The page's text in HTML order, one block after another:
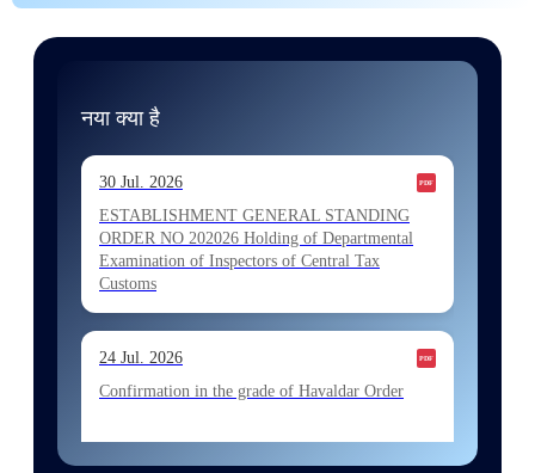
नया क्या है
30 Jul. 2026
ESTABLISHMENT GENERAL STANDING
ORDER NO 202026 Holding of Departmental
Examination of Inspectors of Central Tax
Customs
24 Jul. 2026
Confirmation in the grade of Havaldar Order